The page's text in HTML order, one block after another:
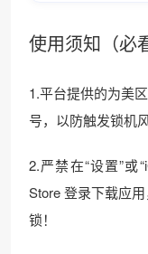
使用须知（必
1.平台提供的为美
号，以防触发锁机
2.严禁在“设置”或
Store 登录下载应
锁！